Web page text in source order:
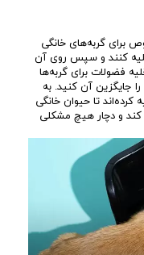
برای گربه‌های خانگی
کنند و سپس روی آن
فضولات برای گربه‌ها
جایگزین آن کنید. به
کرده‌اند تا حیوان خانگی
کند و دچار هیچ مشکلی